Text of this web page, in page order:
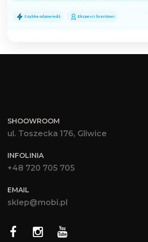
Szybka odpowiedź Eksperci branżowi
SHOOWROOM
ul. Toszecka 176, Gliwice
INFOLINIA
+48 720 705 705
EMAIL
sklep@mobi.pl